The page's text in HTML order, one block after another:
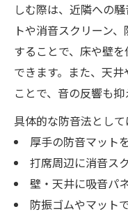
しむ際は、近隣への
トや消音スクリーン
することで、床や壁
できます。また、天
ことで、音の反響も抑
具体的な防音法として
厚手の防音マット
打席周辺に消音ス
壁・天井に吸音パ
防振ゴムやマット